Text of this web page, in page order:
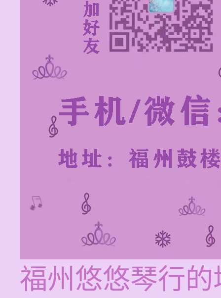
福州悠悠琴行